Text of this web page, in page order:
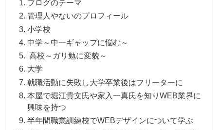
ブログのテーマ
管理人やないのプロフィール
小学校
中学～中一ギャップに悩む～
高校～ガリ勉に変貌～
大学
就職活動に失敗し大学卒業後はフリーターに
本屋で堀江貴文氏や家入一真氏を知りWEB業界に
興味を持つ
半年間職業訓練校でWEBデザインについて学ぶ